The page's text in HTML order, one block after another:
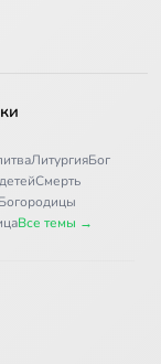
ЛитургияБог
Смерть
Все темы →